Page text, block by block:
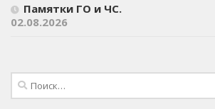
Памятки ГО и ЧС.
02.08.2026
Найти: